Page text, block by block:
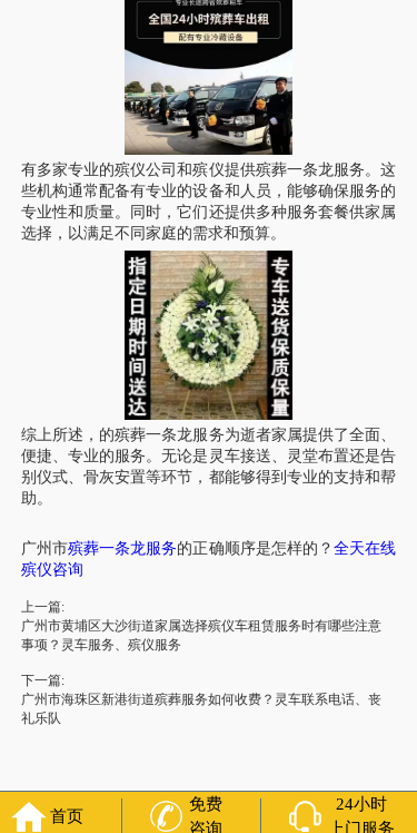
有多家专业的殡仪公司和殡仪提供殡葬一条龙服务。这
些机构通常配备有专业的设备和人员，能够确保服务的
专业性和质量。同时，它们还提供多种服务套餐供家属
选择，以满足不同家庭的需求和预算。
综上所述，的殡葬一条龙服务为逝者家属提供了全面、
便捷、专业的服务。无论是 灵车接送 、灵堂布置还是告
别仪式、骨灰安置等环节，都能够得到专业的支持和帮
助。
广州市殡葬一条龙服务的正确顺序是怎样的 ？全天在线
殡仪咨询
上一篇:
广州市黄埔区大沙街道家属选择殡仪车租赁服务时有哪些注意
事项？灵车服务、殡仪服务
下一篇:
广州市海珠区新港街道殡葬服务如何收费？灵车联系电话、丧
礼乐队
首页
免费
咨询
24小时
上门服务